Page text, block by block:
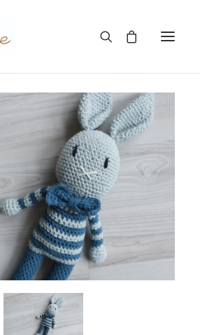
Hjem
Nettbutikk
Blogg
Om meg
Kontakt
TIL HANDLEKURV